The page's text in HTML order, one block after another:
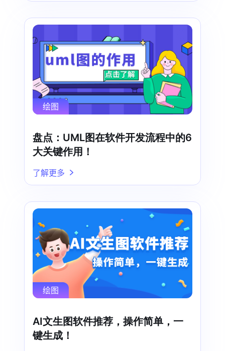
绘图
盘点：UML图在软件开发流程中的6
大关键作用！
了解更多
绘图
AI文生图软件推荐，操作简单，一
键生成！